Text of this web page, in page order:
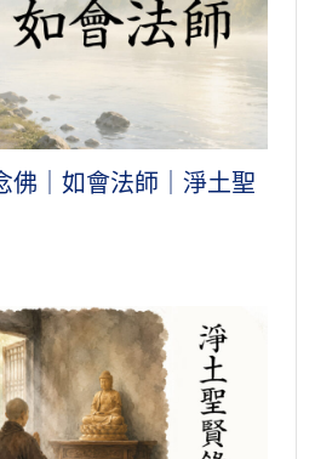
佛｜如會法師｜淨土聖